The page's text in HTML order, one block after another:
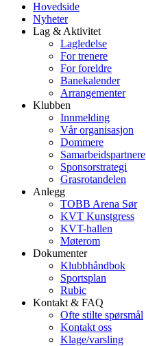
Hovedside
Nyheter
Lag & Aktivitet
Lagledelse
For trenere
For foreldre
Banekalender
Arrangementer
Klubben
Innmelding
Vår organisasjon
Dommere
Samarbeidspartnere
Sponsorstrategi
Grasrotandelen
Anlegg
TOBB Arena Sør
KVT Kunstgress
KVT-hallen
Møterom
Dokumenter
Klubbhåndbok
Sportsplan
Rubic
Kontakt & FAQ
Ofte stilte spørsmål
Kontakt oss
Klage/varsling